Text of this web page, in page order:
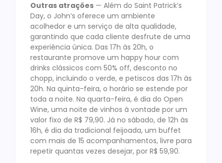
Outras atrações — Além do Saint Patrick’s
Day, o John’s oferece um ambiente
acolhedor e um serviço de alta qualidade,
garantindo que cada cliente desfrute de uma
experiência única. Das 17h às 20h, o
restaurante promove um happy hour com
drinks clássicos com 50% off, desconto no
chopp, incluindo o verde, e petiscos das 17h às
20h. Na quinta-feira, o horário se estende por
toda a noite. Na quarta-feira, é dia do Open
Wine, uma noite de vinhos à vontade por um
valor fixo de R$ 79,90. Já no sábado, de 12h às
16h, é dia da tradicional feijoada, um buffet
com mais de 15 acompanhamentos, livre para
repetir quantas vezes desejar, por R$ 59,90.